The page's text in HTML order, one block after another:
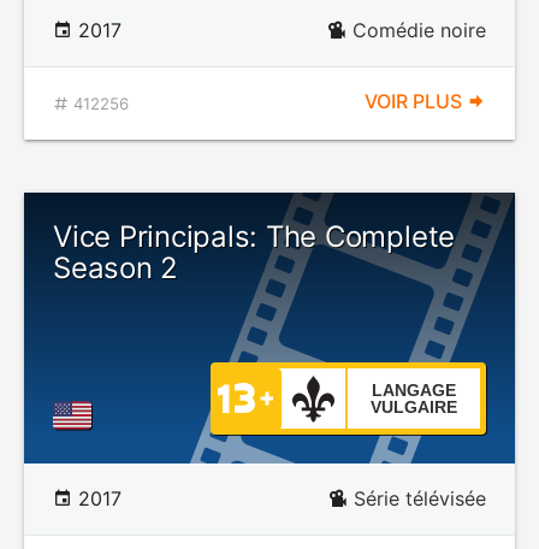
2017 Comédie noire
412256 VOIR PLUS
Vice Principals: The Complete
Season 2
LANGAGE
VULGAIRE
2017 Série télévisée